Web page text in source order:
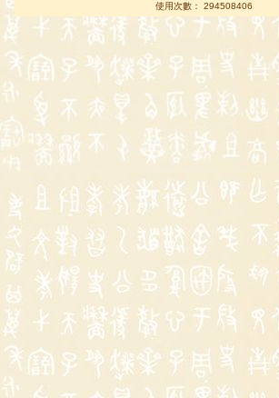
使用次數： 294508406